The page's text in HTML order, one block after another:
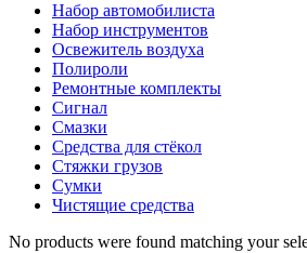
Набор автомобилиста
Набор инструментов
Освежитель воздуха
Полироли
Ремонтные комплекты
Сигнал
Смазки
Средства для стёкол
Стяжки грузов
Сумки
Чистящие средства
No products were found matching your